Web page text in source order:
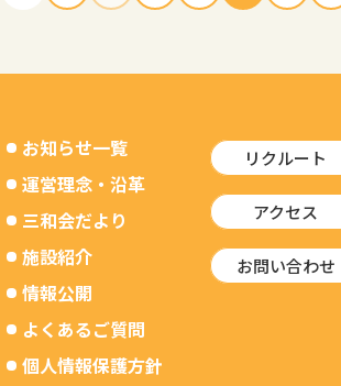
お知らせ一覧
運営理念・沿革
三和会だより
施設紹介
情報公開
よくあるご質問
個人情報保護方針
リクルート
アクセス
お問い合わせ